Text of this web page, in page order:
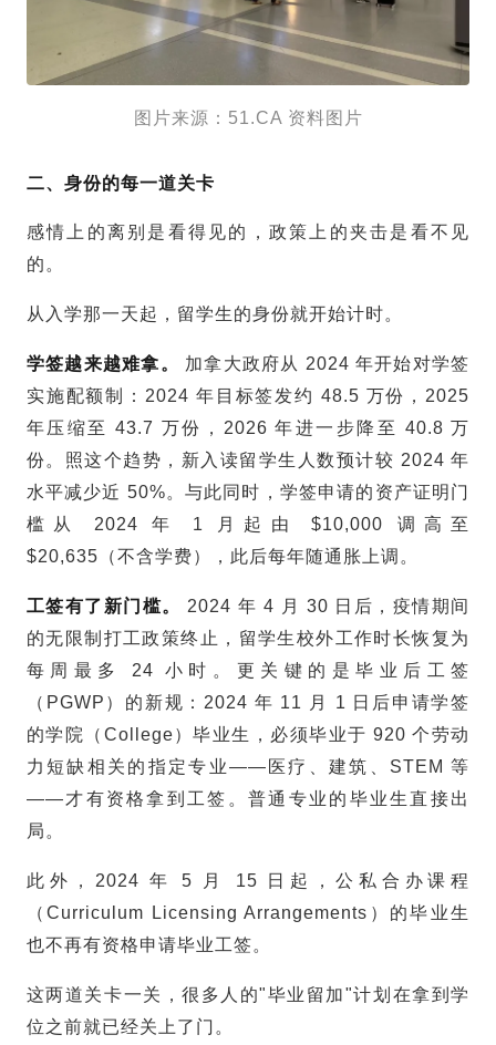
图片来源：51.CA 资料图片
二、身份的每一道关卡
感情上的离别是看得见的，政策上的夹击是看不见
的。
从入学那一天起， 留学生的身份就开始计时。
学签越来越难拿。
加拿大政府从 2024 年开始对学签
实施配额制：2024 年目标签发约 48.5 万份，2025
年压缩至 43.7 万份，2026 年进一步降至 40.8 万
份。照这个趋势，新入读留学生 人数预计较 2024 年
水平减少近 50%。与此同时，学签申请的资产证明门
槛从 2024 年 1 月起由 $10,000 调高至
$20,635（不含学费），此后每年随通胀上调。
工签有了新门槛。
2024 年 4 月 30 日后，疫情期间
的无限制打工政策终止， 留学生校外工作时长恢复为
每周最多 24 小时。更关键的是毕业后工签
（PGWP）的新规：2024 年 11 月 1 日后申请学签
的学院（College）毕业生，必须毕业于 920 个劳动
力短缺相关的指定专业——医疗、建筑、STEM 等
——才有资格拿到工签。普通专业的毕业生直接出
局。
此外，2024 年 5 月 15 日起，公私合办课程
（Curriculum Licensing Arrangements）的毕业生
也不再有资格申请毕业工签。
这两道关卡一关，很多人的"毕业留加"计划在拿到学
位之前就已经关上了门。